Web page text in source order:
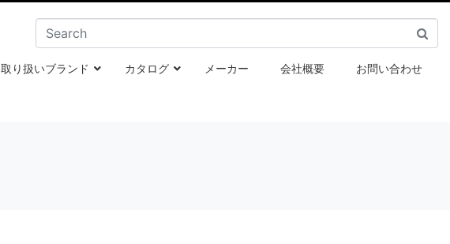
取り扱いブランド カタログ メーカー 会社概要 お問い合わせ